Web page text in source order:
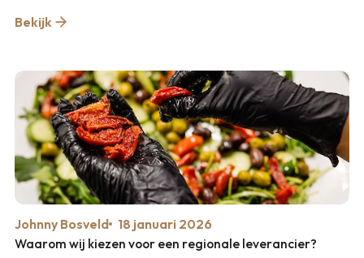
Bekijk
Johnny Bosveld 18 januari 2026
Waarom wij kiezen voor een regionale leverancier?